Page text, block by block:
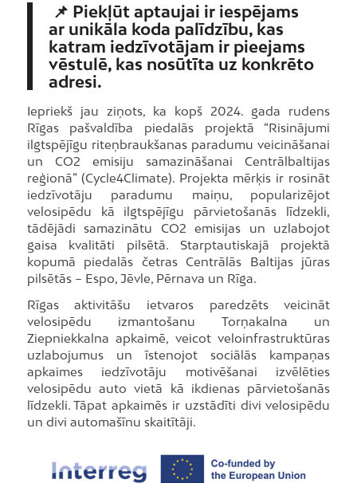
📌 Piekļūt aptaujai ir iespējams
ar unikāla koda palīdzību, kas
katram iedzīvotājam ir pieejams
vēstulē, kas nosūtīta uz konkrēto
adresi.
Iepriekš jau ziņots, ka kopš 2024. gada rudens
Rīgas pašvaldība piedalās projektā “Risinājumi
ilgtspējīgu riteņbraukšanas paradumu veicināšanai
un CO2 emisiju samazināšanai Centrālbaltijas
reģionā” (Cycle4Climate). Projekta mērķis ir rosināt
iedzīvotāju paradumu maiņu, popularizējot
velosipēdu kā ilgtspējīgu pārvietošanās līdzekli,
tādējādi samazinātu CO2 emisijas un uzlabojot
gaisa kvalitāti pilsētā. Starptautiskajā projektā
kopumā piedalās četras Centrālās Baltijas jūras
pilsētās – Espo, Jēvle, Pērnava un Rīga.
Rīgas aktivitāšu ietvaros paredzēts veicināt
velosipēdu izmantošanu Torņakalna un
Ziepniekkalna apkaimē, veicot veloinfrastruktūras
uzlabojumus un īstenojot sociālās kampaņas
apkaimes iedzīvotāju motivēšanai izvēlēties
velosipēdu auto vietā kā ikdienas pārvietošanās
līdzekli. Tāpat apkaimēs ir uzstādīti divi velosipēdu
un divi automašīnu skaitītāji.